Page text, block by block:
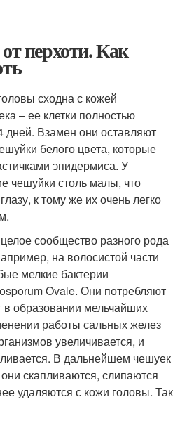
перхоти. Как
сходна с кожей
– ее клетки полностью
дней. Взамен они оставляют
белого цвета, которые
эпидермиса. У
чешуйки столь малы, что
к тому же их очень легко
сообщество разного рода
на волосистой части
мелкие бактерии
Ovale. Они потребляют
образовании мельчайших
работы сальных желез
увеличивается, и
В дальнейшем чешуек
скапливаются, слипаются
удаляются с кожи головы. Так